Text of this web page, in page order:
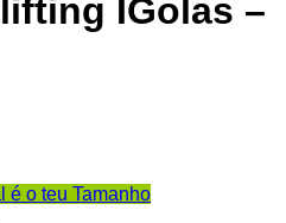
IGolas –
é o teu Tamanho